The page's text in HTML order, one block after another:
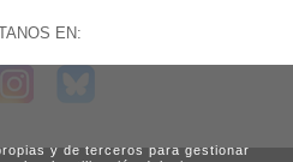
EN:
y de terceros para gestionar